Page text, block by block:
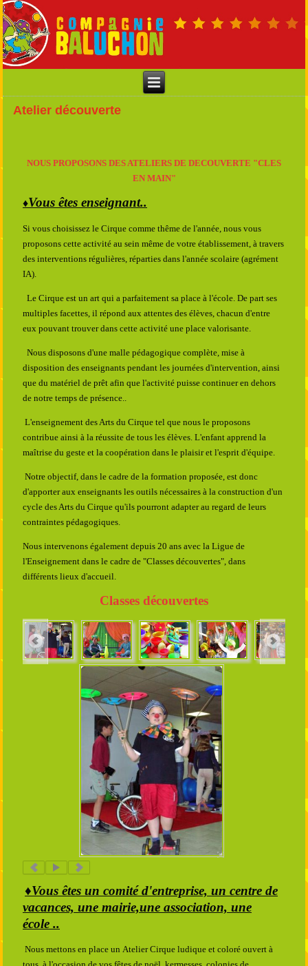
Atelier découverte
NOUS PROPOSONS DES ATELIERS DE DECOUVERTE "CLES
EN MAIN"
♦Vous êtes enseignant..
Si vous choisissez le Cirque comme thême de l'année, nous vous
proposons cette activité au sein même de votre établissement, à travers
des interventions régulières, réparties dans l'année scolaire (agrément
IA).
Le Cirque est un art qui a parfaitement sa place à l'école. De part ses
multiples facettes, il répond aux attentes des élèves, chacun d'entre
eux pouvant trouver dans cette activité une place valorisante.
Nous disposons d'une malle pédagogique complète, mise à
disposition des enseignants pendant les journées d'intervention, ainsi
que du matériel de prêt afin que l'activité puisse continuer en dehors
de notre temps de présence..
L'enseignement des Arts du Cirque tel que nous le proposons
contribue ainsi à la réussite de tous les élèves. L'enfant apprend la
maîtrise du geste et la coopération dans le plaisir et l'esprit d'équipe.
Notre objectif, dans le cadre de la formation proposée, est donc
d'apporter aux enseignants les outils nécessaires à la construction d'un
cycle des Arts du Cirque qu'ils pourront adapter au regard de leurs
contraintes pédagogiques.
Nous intervenons également depuis 20 ans avec la Ligue de
l'Enseignement dans le cadre de "Classes découvertes", dans
différents lieux d'accueil.
Classes découvertes
♦Vous êtes un comité d'entreprise, un centre de
vacances, une mairie,une association, une
école ..
Nous mettons en place un Atelier Cirque ludique et coloré ouvert à